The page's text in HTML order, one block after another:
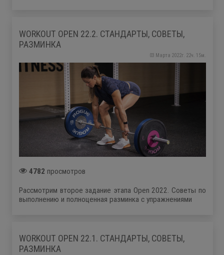
WORKOUT OPEN 22.2. СТАНДАРТЫ, СОВЕТЫ,
РАЗМИНКА
03 Марта 2022г. 22ч. 15м.
4782 просмотров
Рассмотрим второе задание этапа Open 2022. Советы по
выполнению и полноценная разминка с упражнениями
WORKOUT OPEN 22.1. СТАНДАРТЫ, СОВЕТЫ,
РАЗМИНКА